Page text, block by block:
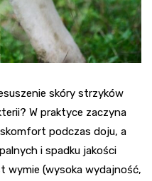
skóry strzyków
W praktyce zaczyna
podczas doju, a
i spadku jakości
wymie (wysoka wydajność,